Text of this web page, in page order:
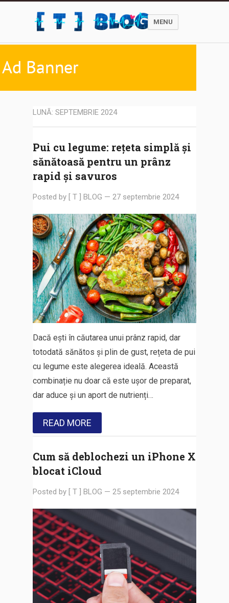
MENU
LUNĂ: SEPTEMBRIE 2024
Pui cu legume: rețeta simplă și
sănătoasă pentru un prânz
rapid și savuros
Posted by [ T ] BLOG — 27 septembrie 2024
Dacă ești în căutarea unui prânz rapid, dar
totodată sănătos și plin de gust, rețeta de pui
cu legume este alegerea ideală. Această
combinație nu doar că este ușor de preparat,
dar aduce și un aport de nutrienți…
READ MORE
Cum să deblochezi un iPhone X
blocat iCloud
Posted by [ T ] BLOG — 25 septembrie 2024